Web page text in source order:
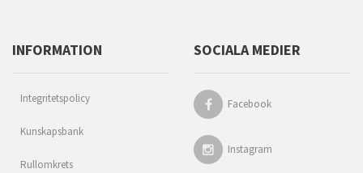
INFORMATION
Integritetspolicy
Kunskapsbank
Rullomkrets
SOCIALA MEDIER
Facebook
Instagram